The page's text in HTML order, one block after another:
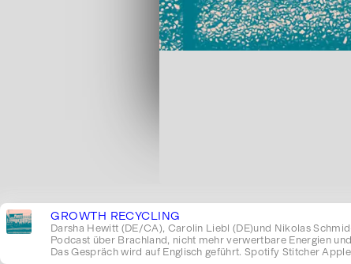
GROWTH RECYCLING
Darsha Hewitt (DE/CA), Carolin Liebl (DE)und Nikolas
Podcast über Brachland, nicht mehr verwertbare Energien
Das Gespräch wird auf Englisch geführt.